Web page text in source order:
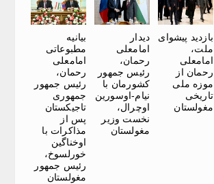
بازدید پیشوای
ملت،
امامعلی
رحمان از
موزه ملی
تاریخی
مغولستان
دیدار
امامعلی
رحمان،
رئیس جمهور
کشورمان با
نیام-اوسورین
اوچرال،
نخست وزیر
مغولستان
بیانیه
مطبوعاتی
امامعلی
رحمان،
رئیس جمهور
جمهوری
تاجیکستان
پس از
مذاکرات با
اوخناگین
خورلسوخ،
رئیس جمهور
مغولستان